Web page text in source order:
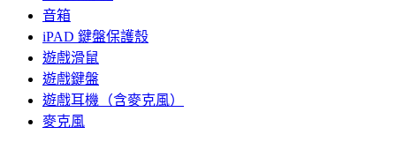
音箱
iPAD 鍵盤保護殼
遊戲滑鼠
遊戲鍵盤
遊戲耳機（含麥克風）
麥克風